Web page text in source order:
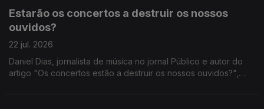
Estarão os concertos a destruir os nossos
ouvidos?
22 jul. 2026
Daniel Dias, jornalista de música no jornal Público e autor do
artigo "Os concertos estão a destruir os nossos ouvidos?",